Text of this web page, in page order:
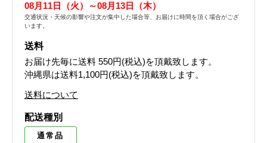
08月11日（火）～08月13日（木）
交通状況・天候の影響や注文が集中した場合等、お届けに時間を頂く場合がござ
います。
送料
お届け先毎に送料 550円(税込)を頂戴致します。
沖縄県は送料1,100円(税込)を頂戴致します。
送料について
配送種別
通常品